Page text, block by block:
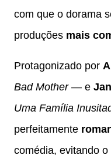
com que o dorama
produções mais
Protagonizado por
Bad Mother— e
Uma Família
perfeitamente
comédia, evitando